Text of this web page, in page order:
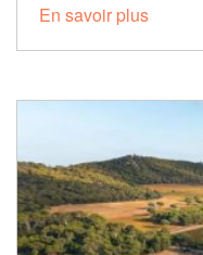
En savoir plus